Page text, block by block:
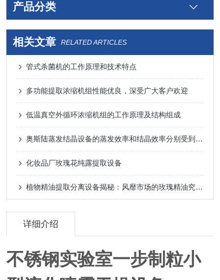
产品分类
相关文章 RELATED ARTICLES
管式杀菌机的工作原理和技术特点
多功能提取浓缩机组性能优良，深受广大客户欢迎
低温真空外循环浓缩机组的工作原理及结构组成
奥斯陆蒸发结晶设备的蒸发效率和结晶效率分别受到哪些因素的影响？
化妆品厂玫瑰花纯露提取设备
植物精油提取分离设备揭秘：风靡市场的玫瑰精油究竟怎么来的
详细介绍
不锈钢实验室一步制粒小